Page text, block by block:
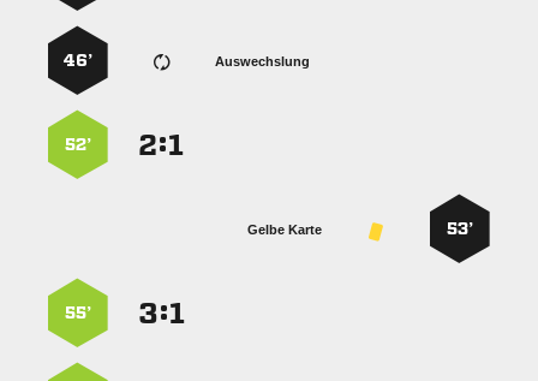
Auswechslung
46’
:
52’
53’
Gelbe Karte
:
55’